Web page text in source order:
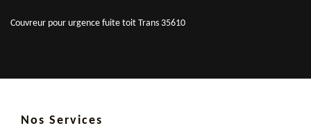
Couvreur pour urgence fuite toit Trans 35610
Nos Services